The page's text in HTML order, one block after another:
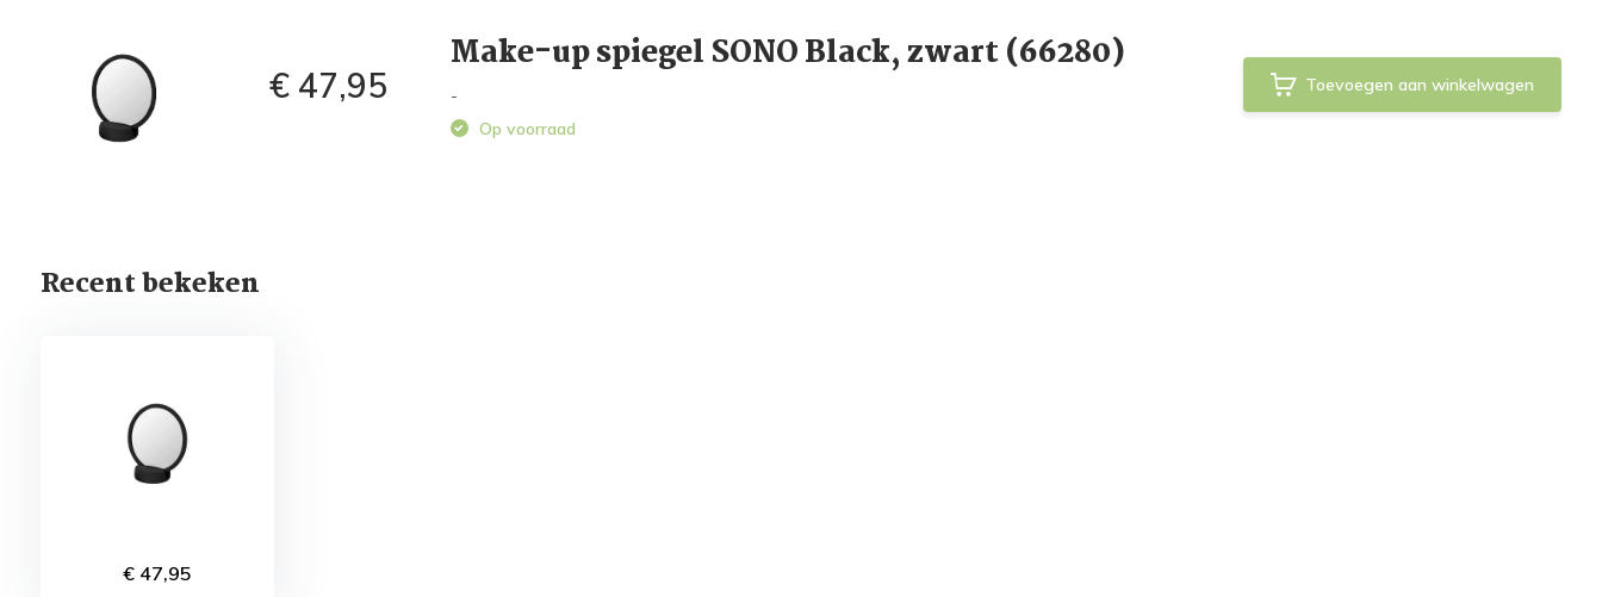
€ 47,95
Make-up spiegel SONO Black, zwart (66280)
-
Op voorraad
Toevoegen aan winkelwagen
Recent bekeken
€ 47,95